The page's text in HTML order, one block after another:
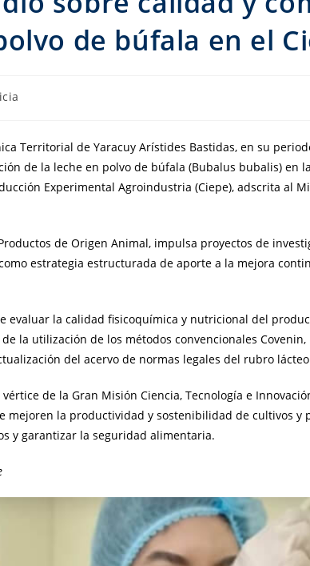
de búfala en el
Territorial de Yaracuy Arístides Bastidas, en su
de la leche en polvo de búfala (Bubalus bubalis) en
Experimental Agroindustria (Ciepe), adscrita al
de Origen Animal, impulsa proyectos de
estrategia estructurada de aporte a la mejora
evaluar la calidad fisicoquímica y nutricional del
la utilización de los métodos convencionales
del acervo de normas legales del rubro
de la Gran Misión Ciencia, Tecnología e
mejoren la productividad y sostenibilidad de cultivos y
y garantizar la seguridad alimentaria.